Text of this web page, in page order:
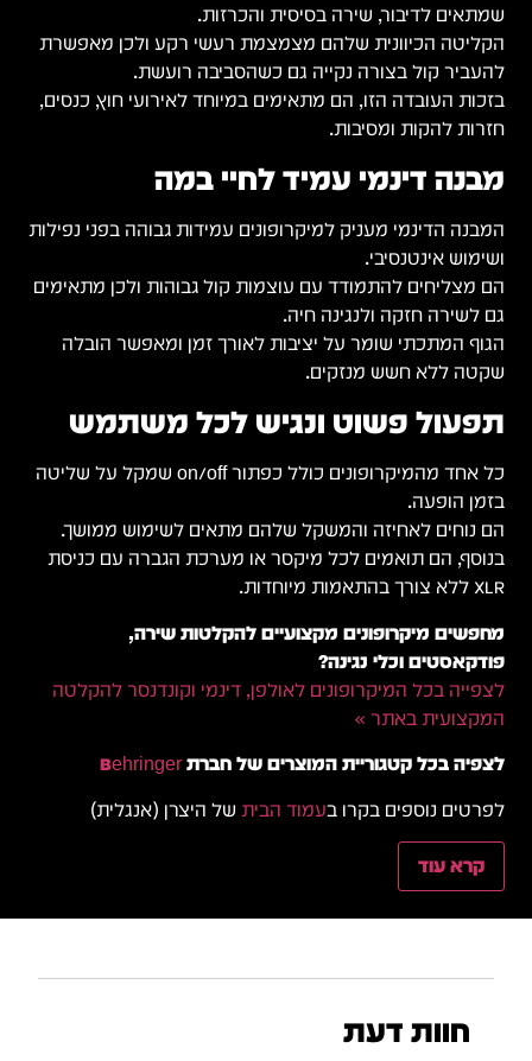
שמתאים לדיבור, שירה בסיסית והכרזות.
הקליטה הכיוונית שלהם מצמצמת רעשי רקע ולכן מאפשרת
להעביר קול בצורה נקייה גם כשהסביבה רועשת.
בזכות העובדה הזו, הם מתאימים במיוחד לאירועי חוץ, כנסים,
חזרות להקות ומסיבות.
מבנה דינמי עמיד לחיי במה
המבנה הדינמי מעניק למיקרופונים עמידות גבוהה בפני נפילות
ושימוש אינטנסיבי.
הם מצליחים להתמודד עם עוצמות קול גבוהות ולכן מתאימים
גם לשירה חזקה ולנגינה חיה.
הגוף המתכתי שומר על יציבות לאורך זמן ומאפשר הובלה
שקטה ללא חשש מנזקים.
תפעול פשוט ונגיש לכל משתמש
כל אחד מהמיקרופונים כולל כפתור on/off שמקל על שליטה
בזמן הופעה.
הם נוחים לאחיזה והמשקל שלהם מתאים לשימוש ממושך.
בנוסף, הם תואמים לכל מיקסר או מערכת הגברה עם כניסת
XLR ללא צורך בהתאמות מיוחדות.
מחפשים מיקרופונים מקצועיים להקלטות שירה,
פודקאסטים וכלי נגינה?
לצפייה בכל המיקרופונים לאולפן, דינמי וקונדנסר להקלטה
המקצועית באתר »
לצפיה בכל קטגוריית המוצרים של חברתBehringer
לפרטים נוספים בקרו בעמוד הבית של היצרן (אנגלית)
קרא עוד
חוות דעת